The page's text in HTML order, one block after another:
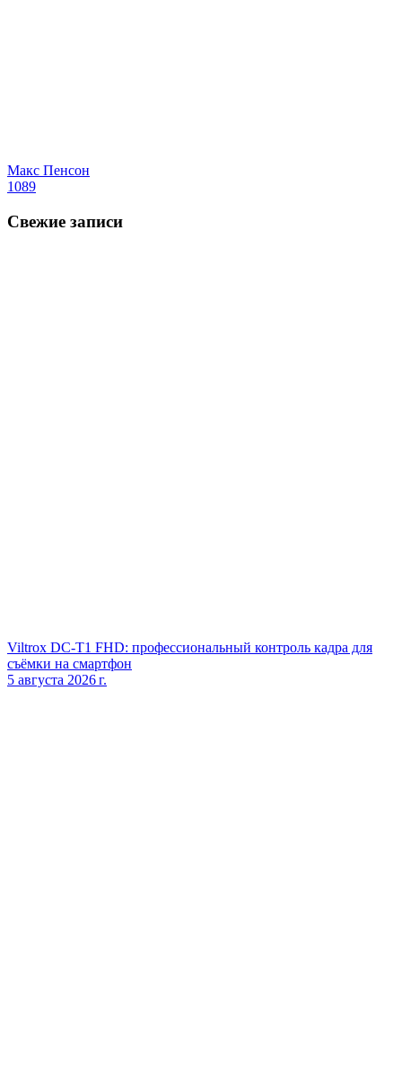
Макс Пенсон
1089
Свежие записи
Viltrox DC‑T1 FHD: профессиональный контроль кадра для
съёмки на смартфон
5 августа 2026 г.